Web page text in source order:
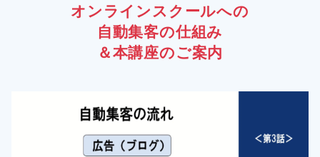
オンラインスクールへの
自動集客の仕組み
＆本講座のご案内